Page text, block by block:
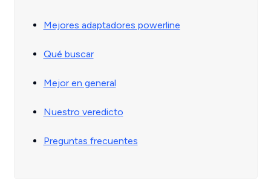
Mejores adaptadores powerline
Qué buscar
Mejor en general
Nuestro veredicto
Preguntas frecuentes